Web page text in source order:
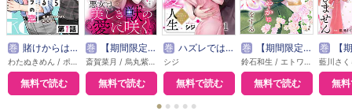
巻 賭けからはじまるサヨナラの恋【単話版】
無料で読む
巻 【期間限定無料】悪女は美しき獣の愛に咲く（単話版）
無料で読む
巻 ハズレではじまる溺愛人生～仕組まれた恋の相手はハイスぺ社長
シジ
無料で読む
巻 【期間限定無料】本好き令嬢は敏腕公爵様とひそやかに恋をする
無料で読む
巻 【期間限定無料
無
● ● ● ● ●